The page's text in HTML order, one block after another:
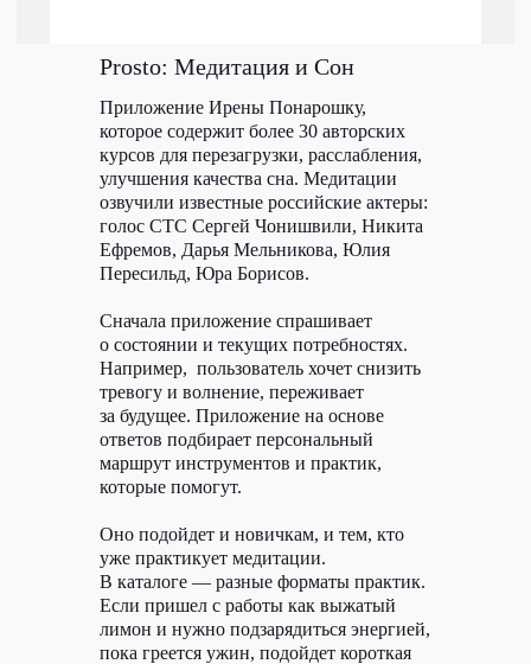
Prosto: Медитация и Сон
Приложение Ирены Понарошку,
которое содержит более 30 авторских
курсов для перезагрузки, расслабления,
улучшения качества сна. Медитации
озвучили известные российские актеры:
голос СТС Сергей Чонишвили, Никита
Ефремов, Дарья Мельникова, Юлия
Пересильд, Юра Борисов.
Сначала приложение спрашивает
о состоянии и текущих потребностях.
Например, пользователь хочет снизить
тревогу и волнение, переживает
за будущее. Приложение на основе
ответов подбирает персональный
маршрут инструментов и практик,
которые помогут.
Оно подойдет и новичкам, и тем, кто
уже практикует медитации.
В каталоге — разные форматы практик.
Если пришел с работы как выжатый
лимон и нужно подзарядиться энергией,
пока греется ужин, подойдет короткая